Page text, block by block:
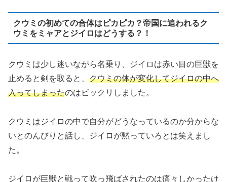
クウミの初めての合体はピカピカ？帝国に追われるク
ウミをミャアとジイロはどうする？！
クウミは少し迷いながら名乗り、ジイロは赤い目の巨獣を
止めると剣を取ると、 クウミの体が変化してジイロの中へ
入ってしまったのはビックリしました。
クウミはジイロの中で自分がどうなっているのか分からな
いとのんびりと話し、ジイロが黙っていろとは笑えまし
た。
ジイロが巨獣と戦って吹っ飛ばされたのは痛々しかったけ